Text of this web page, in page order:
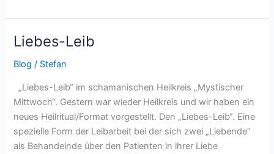
Liebes-Leib
Blog / Stefan
„Liebes-Leib“ im schamanischen Heilkreis „Mystischer
Mittwoch“. Gestern war wieder Heilkreis und wir haben ein
neues Heilritual/Format vorgestellt. Den „Liebes-Leib“. Eine
spezielle Form der Leibarbeit bei der sich zwei „Liebende“
als Behandelnde über den Patienten in ihrer Liebe
Liebes-